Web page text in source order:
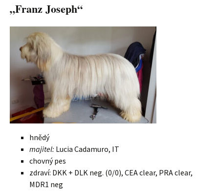
„Franz Joseph“
hnědý
majitel: Lucia Cadamuro, IT
chovný pes
zdraví: DKK + DLK neg. (0/0), CEA clear, PRA clear,
MDR1 neg